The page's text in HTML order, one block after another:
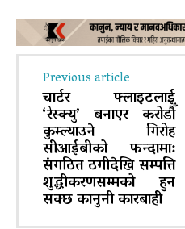
Previous article
चार्टर फ्लाइटलाई
‘रेस्क्यु’ बनाएर करोडौँ
कुम्ल्याउने गिरोह
सीआईबीको फन्दामा:
संगठित ठगीदेखि सम्पत्ति
शुद्धीकरणसम्मको हुन
सक्छ कानुनी कारबाही